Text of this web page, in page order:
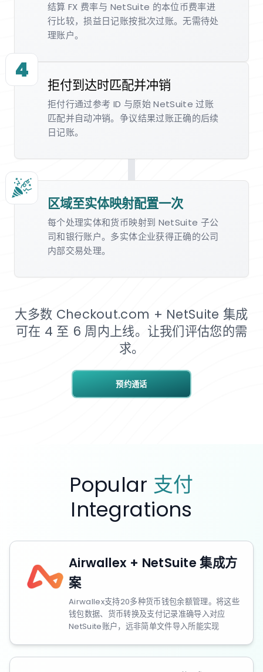
结算 FX 费率与 NetSuite 的本位币费率进
行比较，损益日记账按批次过账。无需待处
理账户。
4
拒付到达时匹配并冲销
拒付行通过参考 ID 与原始 NetSuite 过账
匹配并自动冲销。争议结果过账正确的后续
日记账。
区域至实体映射配置一次
每个处理实体和货币映射到 NetSuite 子公
司和银行账户。多实体企业获得正确的公司
内部交易处理。
预约通话
大多数 Checkout.com + NetSuite 集成
可在 4 至 6 周内上线。让我们评估您的需
求。
Popular 支付
Integrations
Airwallex + NetSuite 集成方
案
Airwallex支持20多种货币钱包余额管理。将这些
钱包数据、货币转换及支付记录准确导入对应
NetSuite账户，远非简单文件导入所能实现